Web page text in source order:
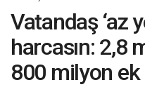
Vatandaş ‘az
harcasın: 2,8
800 milyon ek